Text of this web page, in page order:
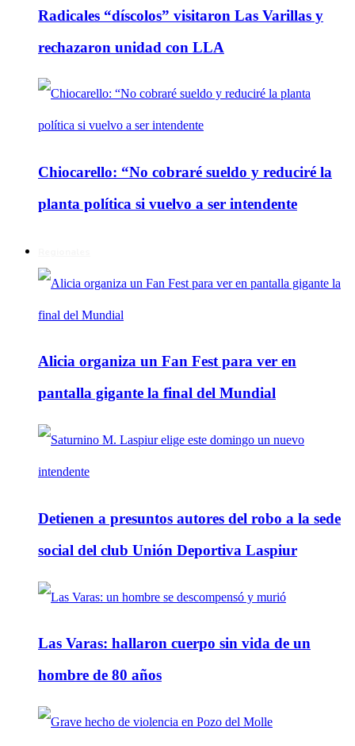
Radicales “díscolos” visitaron Las Varillas y
rechazaron unidad con LLA
Chiocarello: “No cobraré sueldo y reduciré la
planta política si vuelvo a ser intendente
Alicia organiza un Fan Fest para ver en
pantalla gigante la final del Mundial
Detienen a presuntos autores del robo a la sede
social del club Unión Deportiva Laspiur
Las Varas: hallaron cuerpo sin vida de un
hombre de 80 años